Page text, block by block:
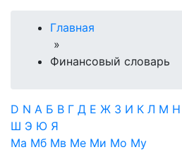
Главная
»
Финансовый словарь
D N А Б В Г Д Е Ж З И К Л М Н
Ш Э Ю Я
Ма Мб Мв Ме Ми Мо Му